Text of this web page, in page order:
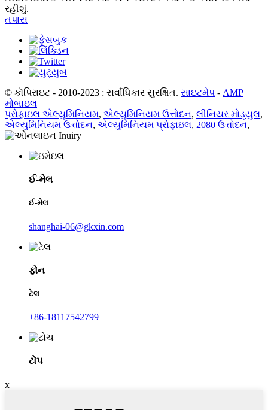
રહીશું.
તપાસ
© કૉપિરાઇટ - 2010-2023 : સર્વાધિકાર સુરક્ષિત. સાઇટમેપ - AMP
મોબાઇલ
પ્રોફાઇલ એલ્યુમિનિયમ, એલ્યુમિનિયમ ઉત્તોદન, લીનિયર મોડ્યુલ,
એલ્યુમિનિયમ ઉત્તોદન, એલ્યુમિનિયમ પ્રોફાઇલ, 2080 ઉત્તોદન,
ઈ-મેલ
ઈ-મેલ
shanghai-06@gkxin.com
ફોન
ટેલ
+86-18117542799
ટોપ
x